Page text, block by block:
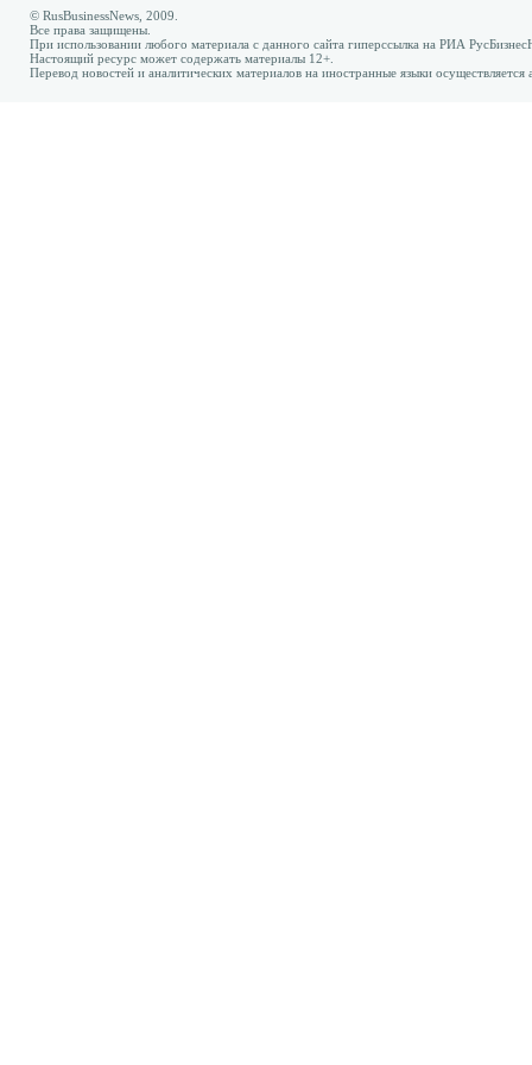
© RusBusinessNews, 2009.
Все права защищены.
При использовании любого материала с данного сайта гиперссылка на РИА
Настоящий ресурс может содержать материалы 12+.
Перевод новостей и аналитических материалов на иностранные языки осуществляется